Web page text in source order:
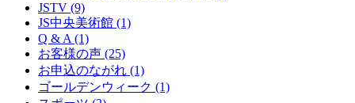
JSTV (9)
JS中央美術館 (1)
Q & A (1)
お客様の声 (25)
お申込のながれ (1)
ゴールデンウィーク (1)